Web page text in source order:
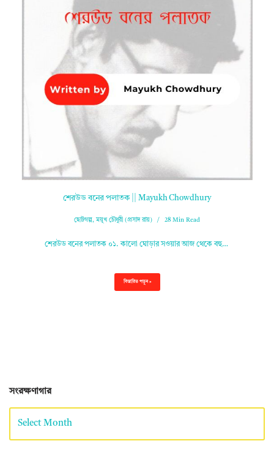
শেরউড বনের পলাতক || Mayukh Chowdhury
ছোটগল্প,ময়ূখ চৌধুরী (প্রসাদ রায়) 28 Min Read
শেরউড বনের পলাতক ০১. কালো ঘোড়ার সওয়ার আজ থেকে বহু…
বিস্তারিত পড়ুন »
সংরক্ষণাগার